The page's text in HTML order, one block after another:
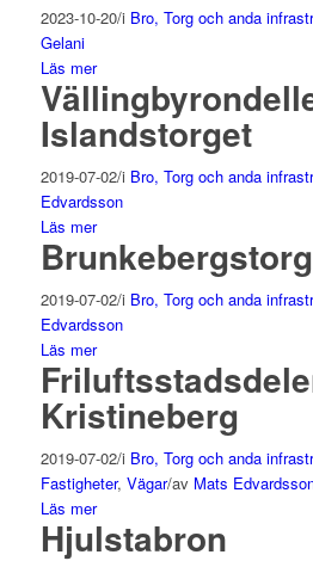
2023-10-20/i Bro, Torg och anda
Gelani
Läs mer
Islandstorget
2019-07-02/i Bro, Torg och anda
Edvardsson
Läs mer
Brunkebergstorg
2019-07-02/i Bro, Torg och anda
Edvardsson
Läs mer
Kristineberg
2019-07-02/i Bro, Torg och anda
Fastigheter, Vägar/av Mats
Läs mer
Hjulstabron